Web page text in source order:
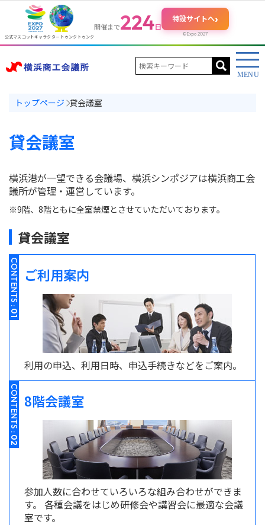
公式マスコットキャラクター トゥンクトゥンク
開催まで224日
特設サイトへ›
©Expo 2027
トップページ 貸会議室
貸会議室
横浜港が一望できる会議場、横浜シンポジアは横浜商工会
議所が管理・運営しています。
※9階、8階ともに全室禁煙とさせていただいております。
貸会議室
CONTENTS :
01
ご利用案内
利用の申込、利用日時、申込手続きなどをご案内。
CONTENTS :
02
8階会議室
参加人数に合わせていろいろな組み合わせができま
す。 各種会議をはじめ研修会や講習会に最適な会議
室です。